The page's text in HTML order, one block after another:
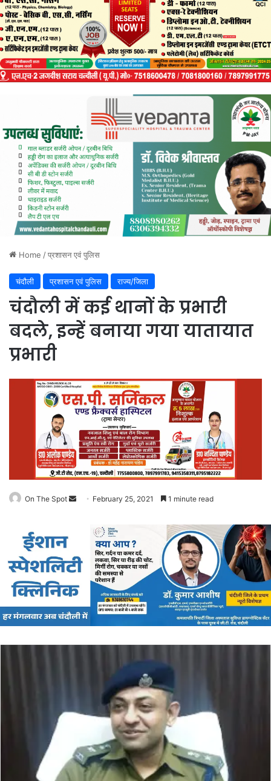
Home /प्रशासन एवं पुलिस
चंदौली प्रशासन एवं पुलिस राज्य/जिला
चंदौली में कई थानों के प्रभारी
बदले, इन्हें बनाया गया यातायात
प्रभारी
On The Spot
Send
email
February 25, 2021 1 minute read